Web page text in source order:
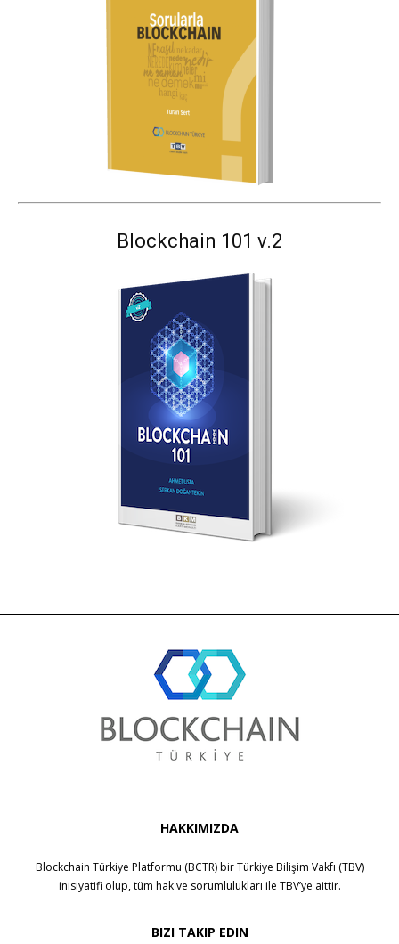
Blockchain 101 v.2
HAKKIMIZDA
Blockchain Türkiye Platformu (BCTR) birTürkiye Bilişim Vakfı (TBV)
inisiyatifi olup, tüm hak ve sorumlulukları ile TBV’ye aittir.
BIZI TAKIP EDIN